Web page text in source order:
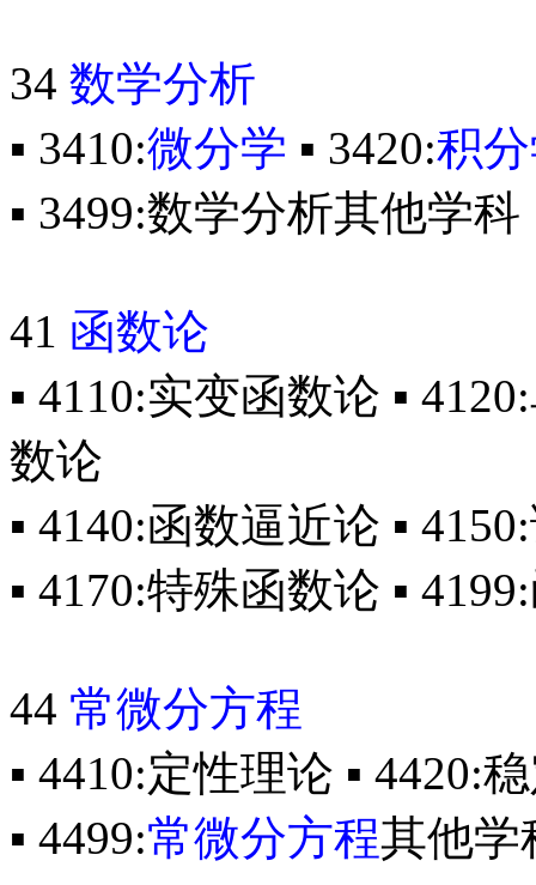
34 数学分析
▪ 3410:微分学 ▪ 3420:积
▪ 3499:数学分析其他学科
41 函数论
▪ 4110:实变函数论 ▪
数论
▪ 4140:函数逼近论 ▪
▪ 4170:特殊函数论 ▪
44 常微分方程
▪ 4410:定性理论 ▪ 4420:
▪ 4499:常微分方程其他学